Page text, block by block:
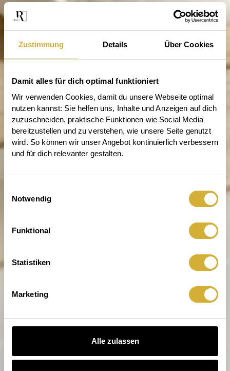
Zustimmung Details Über Cookies
Damit alles für dich optimal funktioniert
Wir verwenden Cookies, damit du unsere Webseite optimal
nutzen kannst: Sie helfen uns, Inhalte und Anzeigen auf dich
zuzuschneiden, praktische Funktionen wie Social Media
bereitzustellen und zu verstehen, wie unsere Seite genutzt
wird. So können wir unser Angebot kontinuierlich verbessern
und für dich relevanter gestalten.
Notwendig
Funktional
Statistiken
Marketing
Alle zulassen
Entdecke die Welt von räder